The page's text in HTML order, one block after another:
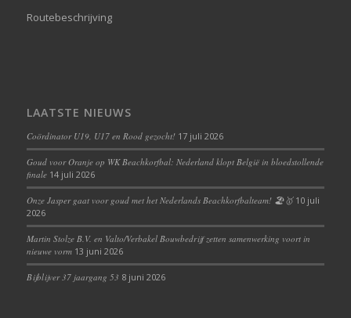
Routebeschrijving
LAATSTE NIEUWS
Coördinator U19, U17 en Rood gezocht! 17 juli 2026
Goud voor Oranje op WK Beachkorfbal: Nederland klopt België in bloedstollende
finale 14 juli 2026
Onze Jasper gaat voor goud met het Nederlands Beachkorfbalteam! 🏖️🥇 10 juli
2026
Martin Stolze B.V. en Valto/Verbakel Bouwbedrijf zetten samenwerking voort in
nieuwe vorm 13 juni 2026
Bijblijver 37 jaargang 53 8 juni 2026